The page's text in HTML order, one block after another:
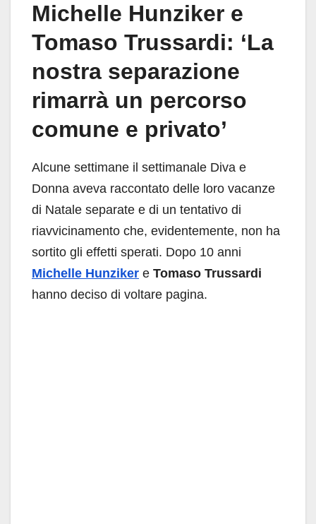
Michelle Hunziker e
Tomaso Trussardi: ‘La
nostra separazione
rimarrà un percorso
comune e privato’
Alcune settimane il settimanale Diva e
Donna aveva raccontato delle loro vacanze
di Natale separate e di un tentativo di
riavvicinamento che, evidentemente, non ha
sortito gli effetti sperati. Dopo 10 anni
Michelle Hunziker e Tomaso Trussardi
hanno deciso di voltare pagina.